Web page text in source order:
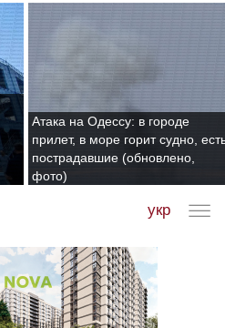
Атака на Одессу: в городе
прилет, в море горит судно,
пострадавшие (обновлено,
фото)
укр